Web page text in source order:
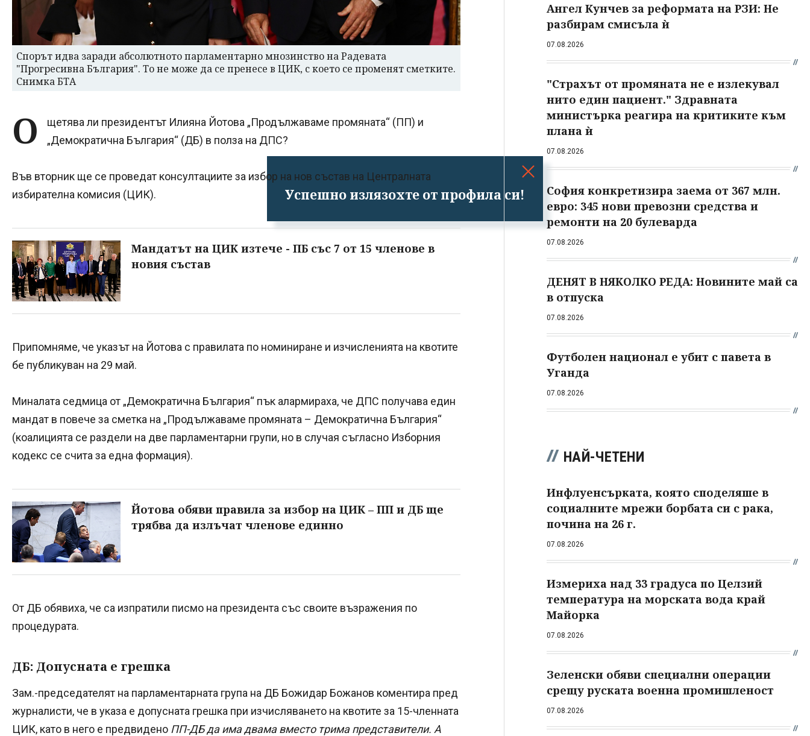
Успешно излязохте от профила си!
Спорът идва заради абсолютното парламентарно мнозинство на Радевата
"Прогресивна България". То не може да се пренесе в ЦИК, с което се променят сметките.
Снимка БТА
О
щетява ли президентът Илияна Йотова „Продължаваме промяната“ (ПП) и
„Демократична България“ (ДБ) в полза на ДПС?
Във вторник ще се проведат консултациите за избор на нов състав на Централната
избирателна комисия (ЦИК).
Мандатът на ЦИК изтече - ПБ със 7 от 15 членове в
новия състав
Припомняме, че указът на Йотова с правилата по номиниране и изчисленията на квотите
бе публикуван на 29 май.
Миналата седмица от „Демократична България“ пък алармираха, че ДПС получава един
мандат в повече за сметка на „Продължаваме промяната – Демократична България“
(коалицията се раздели на две парламентарни групи, но в случая съгласно Изборния
кодекс се счита за една формация).
Йотова обяви правила за избор на ЦИК – ПП и ДБ ще
трябва да излъчат членове единно
От ДБ обявиха, че са изпратили писмо на президента със своите възражения по
процедурата.
ДБ: Допусната е грешка
Зам.-председателят на парламентарната група на ДБ Божидар Божанов коментира пред
журналисти, че в указа е допусната грешка при изчисляването на квотите за 15-членната
ЦИК, като в него е предвидено ПП-ДБ да има двама вместо трима представители. А
Ангел Кунчев за реформата на РЗИ: Не
разбирам смисъла ѝ
07.08.2026
"Страхът от промяната не е излекувал
нито един пациент." Здравната
министърка реагира на критиките към
плана ѝ
07.08.2026
София конкретизира заема от 367 млн.
евро: 345 нови превозни средства и
ремонти на 20 булеварда
07.08.2026
ДЕНЯТ В НЯКОЛКО РЕДА: Новините май са
в отпуска
07.08.2026
Футболен национал е убит с павета в
Уганда
07.08.2026
НАЙ-ЧЕТЕНИ
Инфлуенсърката, която споделяше в
социалните мрежи борбата си с рака,
почина на 26 г.
07.08.2026
Измериха над 33 градуса по Целзий
температура на морската вода край
Майорка
07.08.2026
Зеленски обяви специални операции
срещу руската военна промишленост
07.08.2026